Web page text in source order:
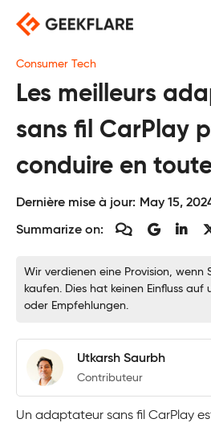
Skip
content
Consumer Tech
Les meilleurs
sans fil CarPlay
conduire en
Dernière mise à jour: May 15,
Summarize on:
Wir verdienen eine Provision, wenn
kaufen. Dies hat keinen Einfluss auf
oder Empfehlungen.
Utkarsh Saurbh
Contributeur
Un adaptateur sans fil CarPlay